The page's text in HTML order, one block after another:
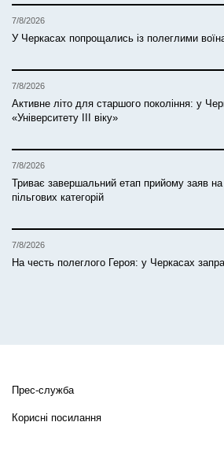
7/8/2026
У Черкасах попрощались із полеглими
7/8/2026
Активне літо для старшого покоління: у
«Університету ІІІ віку»
7/8/2026
Триває завершальний етап прийому заяв на
пільгових категорій
7/8/2026
На честь полеглого Героя: у Черкасах
Прес-служба
Корисні посилання